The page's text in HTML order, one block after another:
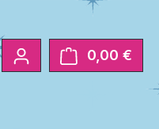
0,00 €